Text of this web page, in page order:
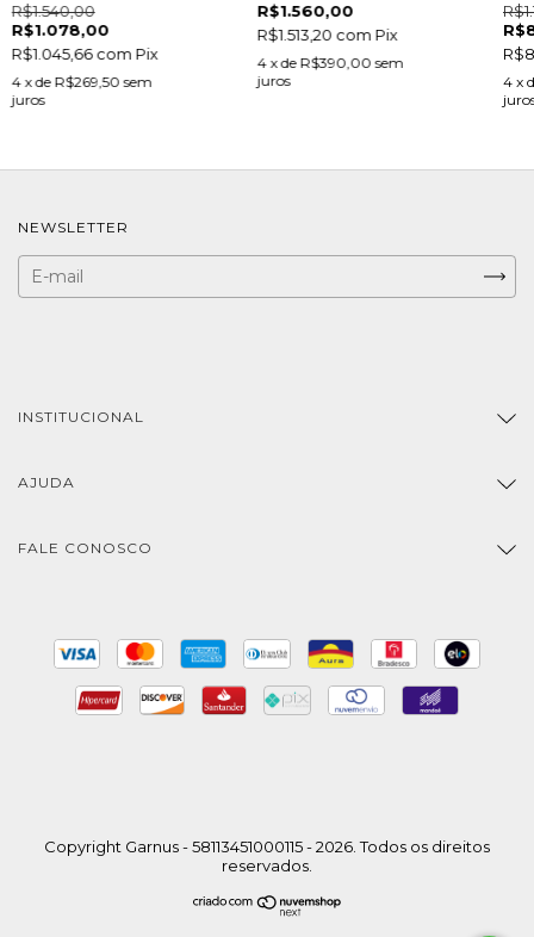
R$1.540,00
R$1.078,00
R$1.045,66com Pix
4 x de R$269,50 sem
juros
R$1.560,00
R$1.513,20 com Pix
4 x de R$390,00 sem
juros
4 x
NEWSLETTER
INSTITUCIONAL
AJUDA
FALE CONOSCO
Copyright Garnus - 58113451000115 - 2026. Todos os direitos
reservados.